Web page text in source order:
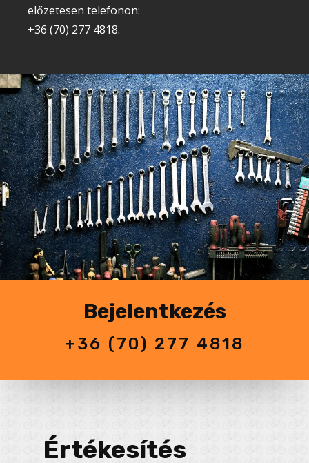
előzetesen telefonon:
+36 (70) 277 4818.
Bejelentkezés
+36 (70) 277 4818
Értékesítés